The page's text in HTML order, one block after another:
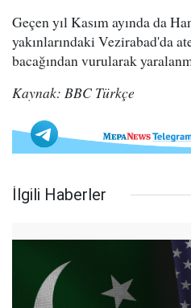
Geçen yıl Kasım ayında da
yakınlarındaki Vezirabad'da
bacağından vurularak
Kaynak: BBC Türkçe
İlgili Haberler